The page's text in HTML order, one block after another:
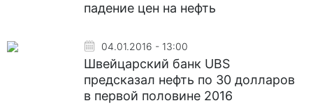
падение цен на нефть
04.01.2016 - 13:00
Швейцарский банк UBS
предсказал нефть по 30 долларов
в первой половине 2016